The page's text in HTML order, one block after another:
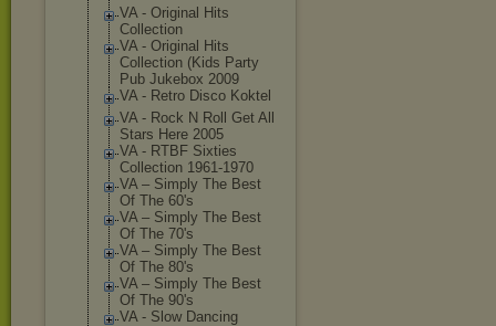
VA - Original Hits
Collection
VA - Original Hits
Collection (Kids Party
Pub Jukebox 2009
VA - Retro Disco Koktel
VA - Rock N Roll Get All
Stars Here 2005
VA - RTBF Sixties
Collection 1961-1970
VA ‎– Simply The Best
Of The 60's
VA ‎– Simply The Best
Of The 70's
VA ‎– Simply The Best
Of The 80's
VA ‎– Simply The Best
Of The 90's
VA - Slow Dancing